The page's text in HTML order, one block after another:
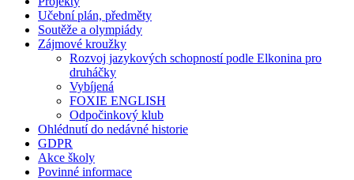
Učební plán, předměty
Soutěže a olympiády
Zájmové kroužky
Rozvoj jazykových schopností podle Elkonina pro
druháčky
Vybíjená
FOXIE ENGLISH
Odpočinkový klub
Ohlédnutí do nedávné historie
GDPR
Akce školy
Povinné informace